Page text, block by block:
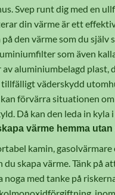
Svep runt dig med en
din värme är ett
den värme som du själv
som även
aluminiumbelagd plast,
väderskydd
förvärra situationen
Då kan den leda in kyla
värme hemma utan
kamin, gasolvärmare
skapa värme. Tänk på
med tanke på